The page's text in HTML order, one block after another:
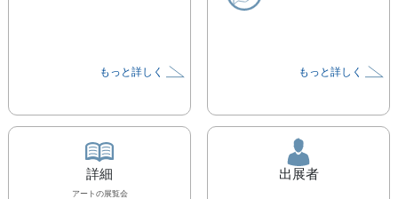
もっと詳しく もっと詳しく
詳細
アート の展覧会
出展者